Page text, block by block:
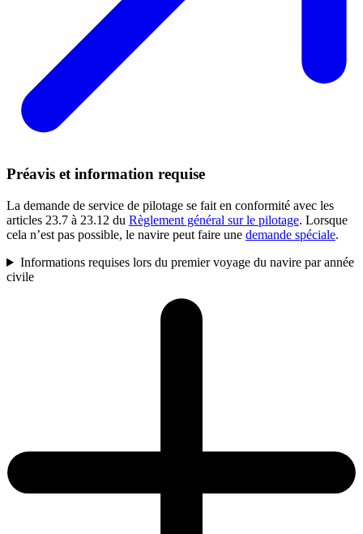
Préavis et information requise
La demande de service de pilotage se fait en conformité avec les
articles 23.7 à 23.12 du Règlement général sur le pilotage. Lorsque
cela n’est pas possible, le navire peut faire une demande spéciale.
Informations requises lors du premier voyage du navire par année
civile